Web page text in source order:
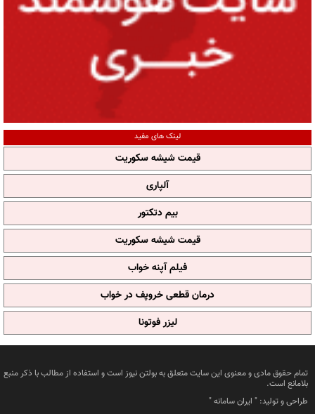
لینک های مفید
قیمت شیشه سکوریت
آلپاری
بیم دتکتور
قیمت شیشه سکوریت
فیلم آپنه خواب
درمان قطعی خروپف در خواب
لیزر فوتونا
تمام حقوق مادی و معنوی این سایت متعلق به بولتن نیوز است و استفاده از مطالب با ذکر منبع
بلامانع است.
طراحی و تولید: " ایران سامانه"